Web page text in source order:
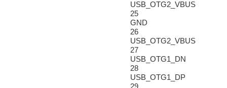
USB_OTG2_VBUS
25
GND
26
USB_OTG2_VBUS
27
USB_OTG1_DN
28
USB_OTG1_DP
29